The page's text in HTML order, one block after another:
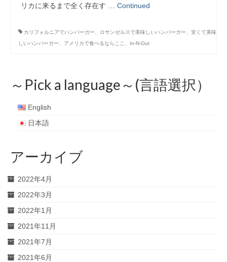
リカに来るまで全く存在す … Continued
カリフォルニアでハンバーガー、ロサンゼルスで美味しいハンバーガー、安くて美味
しいハンバーガー、アメリカで食べるならここ、In-N-Out
～Pick a language～(言語選択）
English
日本語
アーカイブ
2022年4月
2022年3月
2022年1月
2021年11月
2021年7月
2021年6月